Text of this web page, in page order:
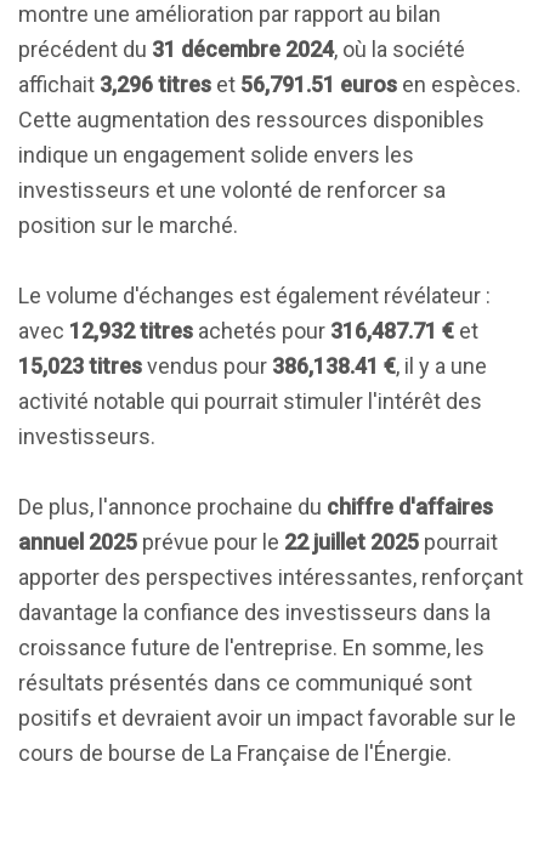
montre une amélioration par rapport au bilan
précédent du 31 décembre 2024, où la société
affichait 3,296 titres et 56,791.51 euros en espèces.
Cette augmentation des ressources disponibles
indique un engagement solide envers les
investisseurs et une volonté de renforcer sa
position sur le marché.
Le volume d'échanges est également révélateur :
avec 12,932 titres achetés pour 316,487.71 € et
15,023 titresvendus pour 386,138.41 €, il y a une
activité notable qui pourrait stimuler l'intérêt des
investisseurs.
De plus, l'annonce prochaine du chiffre d'affaires
annuel 2025 prévue pour le 22 juillet 2025 pourrait
apporter des perspectives intéressantes, renforçant
davantage la confiance des investisseurs dans la
croissance future de l'entreprise. En somme, les
résultats présentés dans ce communiqué sont
positifs et devraient avoir un impact favorable sur le
cours de bourse de La Française de l'Énergie.